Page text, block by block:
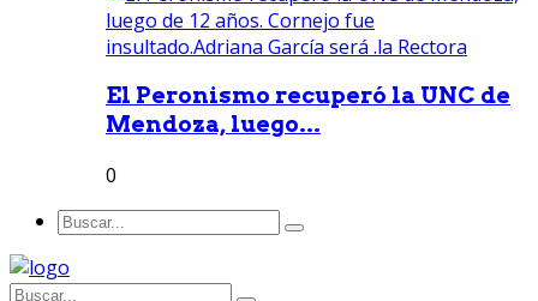
El Peronismo recuperó la UNC de
Mendoza, luego...
0